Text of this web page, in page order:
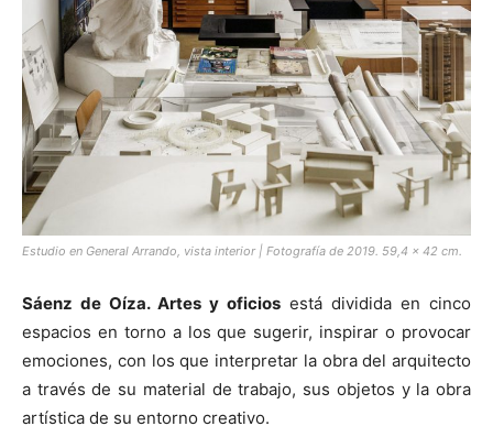
Estudio en General Arrando, vista interior | Fotografía de 2019. 59,4 × 42 cm.
Sáenz de Oíza. Artes y oficios está dividida en cinco
espacios en torno a los que sugerir, inspirar o provocar
emociones, con los que interpretar la obra del arquitecto
a través de su material de trabajo, sus objetos y la obra
artística de su entorno creativo.